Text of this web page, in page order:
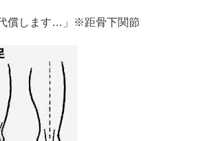
償します…」※距骨下関節